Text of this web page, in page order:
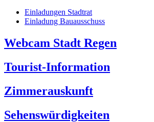
Einladungen Stadtrat
Einladung Bauausschuss
Webcam Stadt Regen
Tourist-Information
Zimmerauskunft
Sehenswürdigkeiten